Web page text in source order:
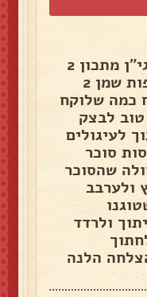
הכנת טיגון חלואה דל עגי"ן מתכון 2
ביצים 1 אבקת אפיה 2 כפות שמן 2
כמה שלוקח
טוב לבצק
לעיגולים
כרמל מ2 כוסות סוכר
שהסוכר
חומץ ולערבב
ולרדד
הלנה